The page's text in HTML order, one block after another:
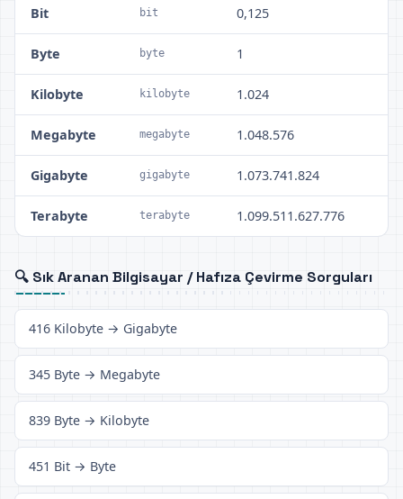
Bit bit 0,125
Byte byte 1
Kilobyte kilobyte 1.024
Megabyte megabyte 1.048.576
Gigabyte gigabyte 1.073.741.824
Terabyte terabyte 1.099.511.627.776
🔍 Sık Aranan Bilgisayar / Hafıza Çevirme Sorguları
416 Kilobyte → Gigabyte
345 Byte → Megabyte
839 Byte → Kilobyte
451 Bit → Byte